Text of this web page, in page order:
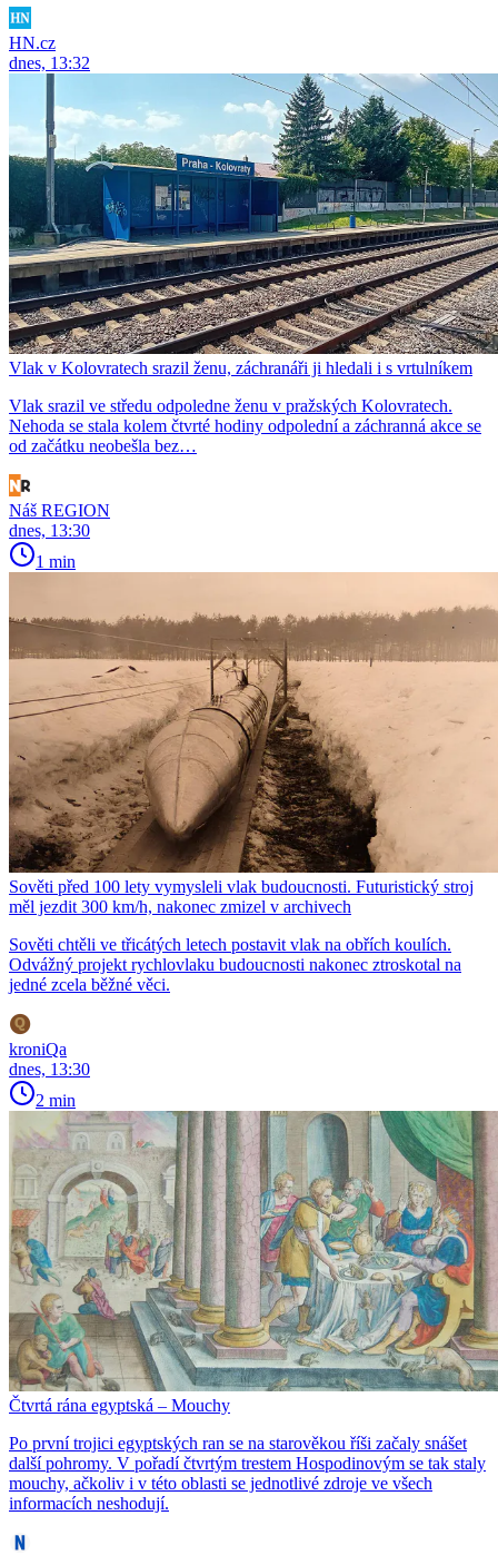
HN.cz
dnes, 13:32
Vlak v Kolovratech srazil ženu, záchranáři ji hledali i s vrtulníkem
Vlak srazil ve středu odpoledne ženu v pražských Kolovratech.
Nehoda se stala kolem čtvrté hodiny odpolední a záchranná akce se
od začátku neobešla bez…
Náš REGION
dnes, 13:30
1 min
Sověti před 100 lety vymysleli vlak budoucnosti. Futuristický stroj
měl jezdit 300 km/h, nakonec zmizel v archivech
Sověti chtěli ve třicátých letech postavit vlak na obřích koulích.
Odvážný projekt rychlovlaku budoucnosti nakonec ztroskotal na
jedné zcela běžné věci.
kroniQa
dnes, 13:30
2 min
Čtvrtá rána egyptská – Mouchy
Po první trojici egyptských ran se na starověkou říši začaly snášet
další pohromy. V pořadí čtvrtým trestem Hospodinovým se tak staly
mouchy, ačkoliv i v této oblasti se jednotlivé zdroje ve všech
informacích neshodují.